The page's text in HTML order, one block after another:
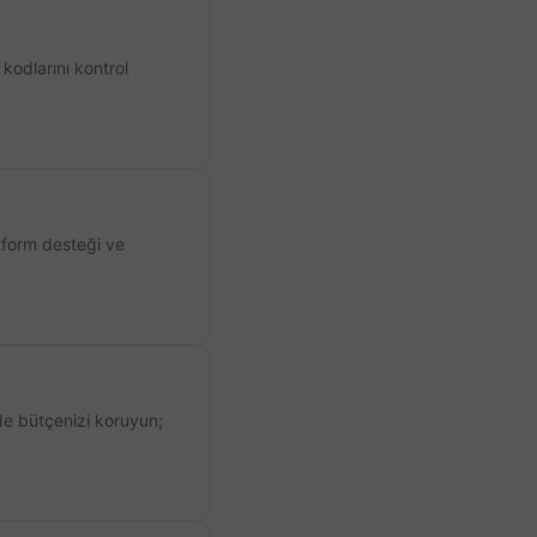
kontrol
desteği ve
bütçenizi koruyun;